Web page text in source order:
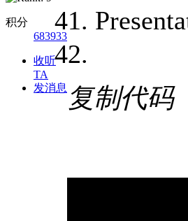
积分
683933
收听
TA
发消息 复制代码